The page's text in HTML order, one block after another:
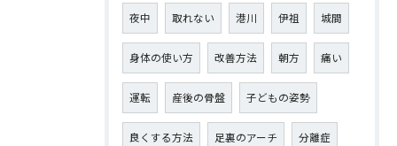
夜中 取れない 港川 伊祖 城間
身体の使い方 改善方法 朝方 痛い
運転 産後の骨盤 子どもの姿勢
良くする方法 足裏のアーチ 分離症